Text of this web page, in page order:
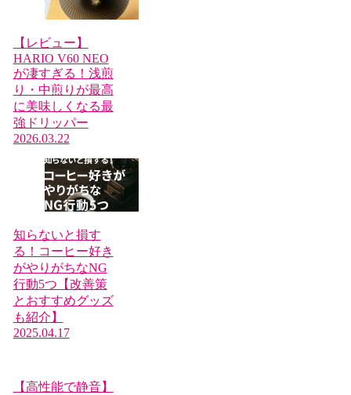
【レビュー】
HARIO V60 NEO
が凄すぎる！浅煎
り・中煎りが最高
に美味しくなる最
強ドリッパー
2026.03.22
知らないと損す
る！コーヒー好き
がやりがちなNG
行動5つ【改善策
とおすすめグッズ
も紹介】
2025.04.17
【高性能で静音】